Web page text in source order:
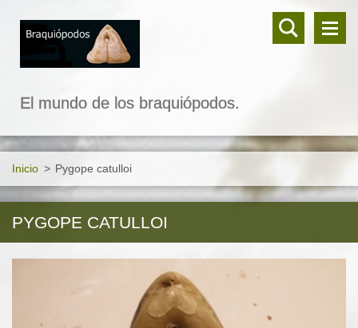
El mundo de los braquiópodos.
Inicio > Pygope catulloi
PYGOPE CATULLOI